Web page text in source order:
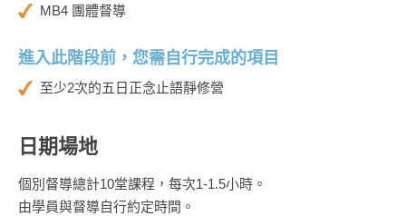
MB4 團體督導
進入此階段前，您需自行完成的項目
至少2次的五日正念止語靜修營
日期場地
個別督導總計10堂課程，每次1-1.5小時。
由學員與督導自行約定時間。